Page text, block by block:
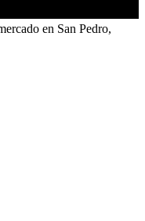
en San Pedro,